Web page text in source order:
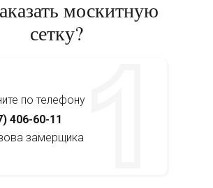
москитную
сетку?
по телефону
406-60-11
замерщика